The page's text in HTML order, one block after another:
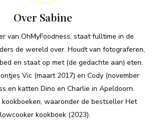
Over Sabine
van OhMyFoodness, staat fulltime in de
de wereld over. Houdt van fotograferen,
en staat op met (de gedachte aan) eten.
Vic (maart 2017) en Cody (november
en katten Dino en Charlie in Apeldoorn.
waaronder de bestseller Het
kookboek (2023).